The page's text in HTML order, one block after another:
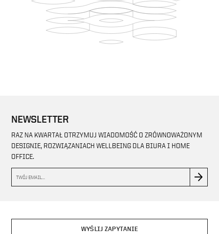
NEWSLETTER
RAZ NA KWARTAŁ OTRZYMUJ WIADOMOŚĆ O ZRÓWNOWAŻONYM
DESIGNIE, ROZWIĄZANIACH WELLBEING DLA BIURA I HOME
OFFICE.
WYŚLIJ ZAPYTANIE